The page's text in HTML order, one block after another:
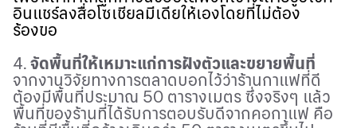
อินแชร์ลงสื่อโซเชียลมีเดียให้เองโดยที่ไม่ต้อง
ร้องขอ
4. จัดพื้นที่ให้เหมาะแก่การฝังตัวและขยายพื้นที่
จากงานวิจัยทางการตลาดบอกไว้ว่าร้านกาแฟที่ดี
ต้องมีพื้นที่ประมาณ 50 ตารางเมตร ซึ่งจริงๆ แล้ว
พื้นที่ของร้านที่ได้รับการตอบรับดีจากคอกาแฟ คือ